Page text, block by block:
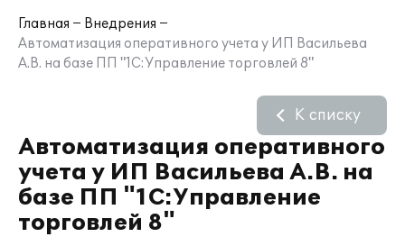
Главная
Внедрения
Автоматизация оперативного учета у ИП Васильева
А.В. на базе ПП "1С:Управление торговлей 8"
Автоматизация оперативного
учета у ИП Васильева А.В. на
базе ПП "1С:Управление
торговлей 8"
К списку